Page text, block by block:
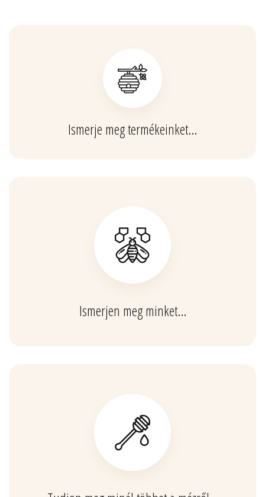
Ismerje meg termékeinket…
Ismerjen meg minket…